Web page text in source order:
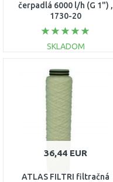
čerpadlá 6000 l/h (G 1") ,
1730-20
SKLADOM
DO KOŠÍKA
Porovnať
36,44 EUR
ATLAS FILTRI filtračná